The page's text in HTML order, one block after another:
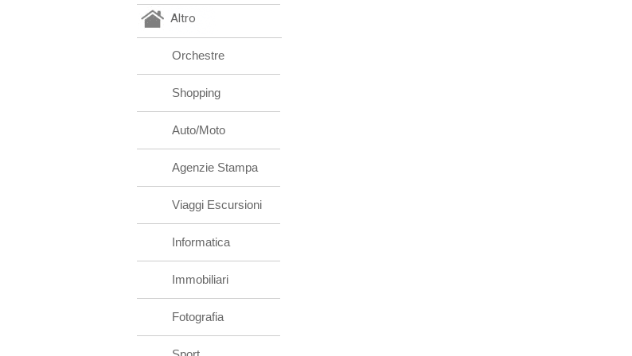
Altro
Orchestre
Shopping
Auto/Moto
Agenzie Stampa
Viaggi Escursioni
Informatica
Immobiliari
Fotografia